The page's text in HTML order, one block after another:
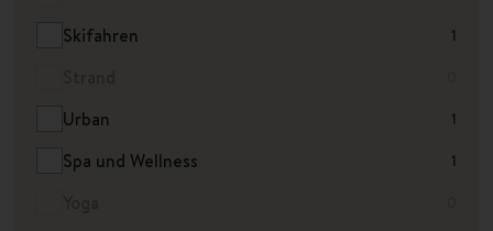
Skifahren 1
Urban 1
Spa und Wellness 1